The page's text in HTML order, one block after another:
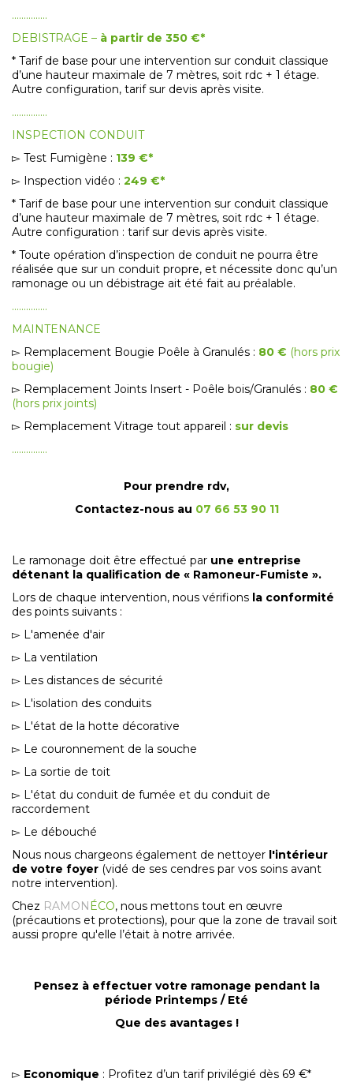
……………
DEBISTRAGE – à partir de 350 €*
* Tarif de base pour une intervention sur conduit classique
d’une hauteur maximale de 7 mètres, soit rdc + 1 étage.
Autre configuration, tarif sur devis après visite.
……………
INSPECTION CONDUIT
▻ Test Fumigène : 139 €*
▻ Inspection vidéo : 249 €*
* Tarif de base pour une intervention sur conduit classique
d’une hauteur maximale de 7 mètres, soit rdc + 1 étage.
Autre configuration : tarif sur devis après visite.
* Toute opération d’inspection de conduit ne pourra être
réalisée que sur un conduit propre, et nécessite donc qu’un
ramonage ou un débistrage ait été fait au préalable.
……………
MAINTENANCE
▻ Remplacement Bougie Poêle à Granulés : 80 € (hors prix
bougie)
▻ Remplacement Joints Insert - Poêle bois/Granulés : 80 €
(hors prix joints)
▻ Remplacement Vitrage tout appareil : sur devis
……………
Pour prendre rdv,
Contactez-nous au 07 66 53 90 11
Le ramonage doit être effectué par une entreprise
détenant la qualification de « Ramoneur-Fumiste ».
Lors de chaque intervention, nous vérifions la conformité
des points suivants :
▻ L'amenée d'air
▻ La ventilation
▻ Les distances de sécurité
▻ L'isolation des conduits
▻ L'état de la hotte décorative
▻ Le couronnement de la souche
▻ La sortie de toit
▻ L'état du conduit de fumée et du conduit de
raccordement
▻ Le débouché
Nous nous chargeons également de nettoyer l'intérieur
de votre foyer (vidé de ses cendres par vos soins avant
notre intervention).
Chez RAMON ÉCO, nous mettons tout en œuvre
(précautions et protections), pour que la zone de travail soit
aussi propre qu'elle l’était à notre arrivée.
Pensez à effectuer votre ramonage pendant la
période Printemps / Eté
Que des avantages !
▻ Economique : Profitez d’un tarif privilégié dès 69 €*